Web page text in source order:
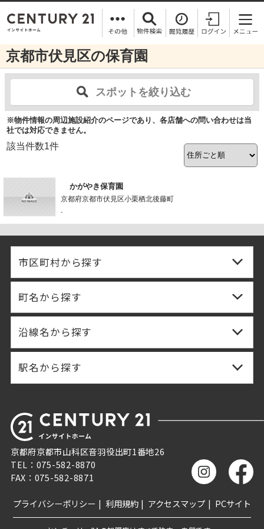
京都市伏見区の保育園
スポットを絞り込む
※物件情報の周辺施設紹介のページであり、各店舗への問い合わせは当
社では対応できません。
該当件数1件
かがやき保育園
京都府京都市伏見区小栗栖北後藤町
-
市区町村から探す
町名から探す
沿線名から探す
駅名から探す
京都府京都市山科区音羽役出町1番地26
TEL：075-582-8870
FAX：075-582-8871
プライバシーポリシー 利用規約 アクセスマップ PCサイト